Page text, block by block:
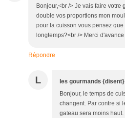
Bonjour,<br /> Je vais faire votre
double vos proportions mon
pour la cuisson vous pensez
longtemps?<br /> Merci d'avance
Répondre
L les gourmands
Bonjour, le temps de
changent. Par contre si
gateau sera moins